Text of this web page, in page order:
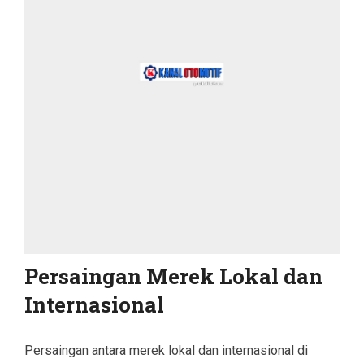
Persaingan Merek Lokal dan
Internasional
Persaingan antara merek lokal dan internasional di